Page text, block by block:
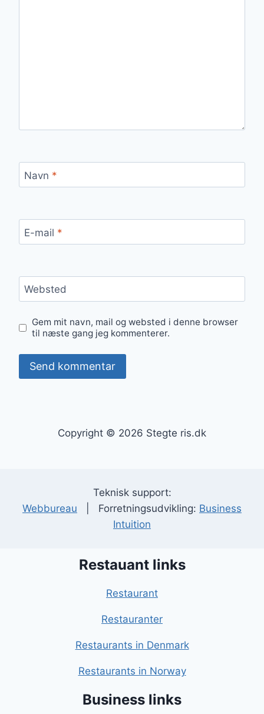
Navn *
E-mail *
Websted
Gem mit navn, mail og websted i denne browser
til næste gang jeg kommenterer.
Copyright © 2026 Stegte ris.dk
Teknisk support:
Webbureau | Forretningsudvikling: Business
Intuition
Restauant links
Restaurant
Restauranter
Restaurants in Denmark
Restaurants in Norway
Business links